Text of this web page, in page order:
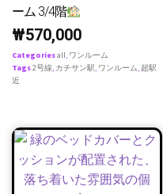
ーム 3/4階
₩570,000
Categoriesall, ワンルーム
Tags2号線, カチサン駅, ワンルーム, 超駅
近